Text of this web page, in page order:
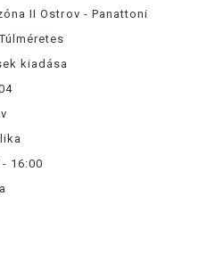
II Ostrov - Panattoni
kiadása
16:00